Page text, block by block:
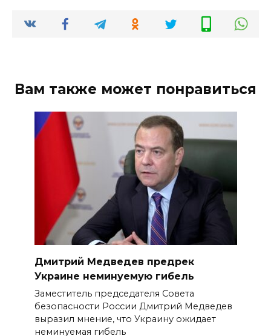
Вам также может понравиться
Дмитрий Медведев предрек
Украине неминуемую гибель
Заместитель председателя Совета
безопасности России Дмитрий Медведев
выразил мнение, что Украину ожидает
неминуемая гибель